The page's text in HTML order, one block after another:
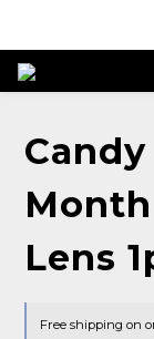
Lens
Free shipping on